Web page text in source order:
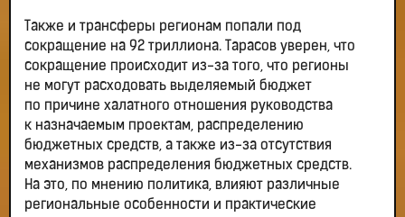
Также и трансферы регионам попали под
сокращение на 92 триллиона. Тарасов уверен, что
сокращение происходит из-за того, что регионы
не могут расходовать выделяемый бюджет
по причине халатного отношения руководства
к назначаемым проектам, распределению
бюджетных средств, а также из-за отсутствия
механизмов распределения бюджетных средств.
На это, по мнению политика, влияют различные
региональные особенности и практические